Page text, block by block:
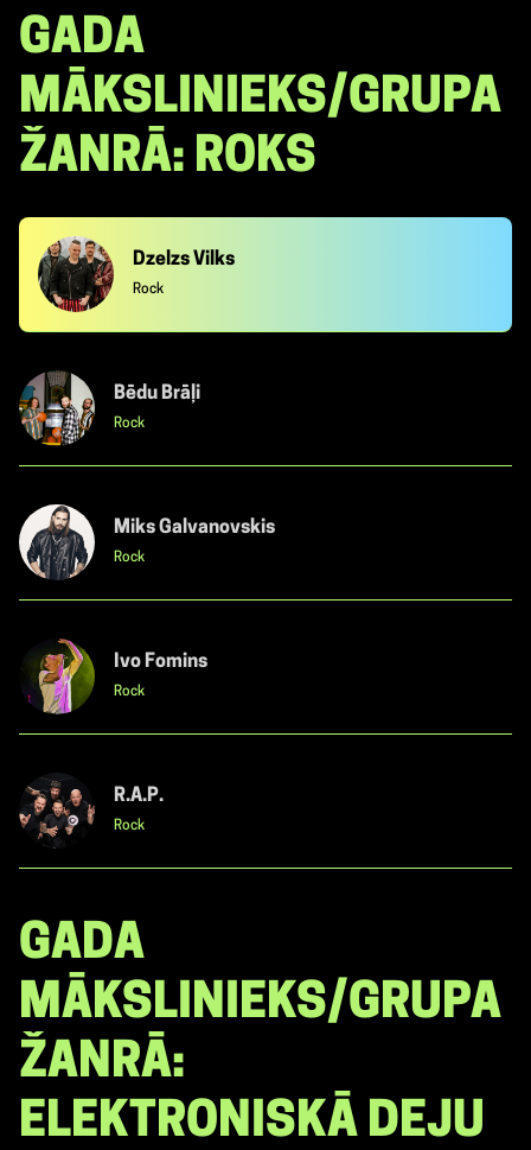
GADA
MĀKSLINIEKS/GRUPA
ŽANRĀ: ROKS
Dzelzs Vilks
Rock
Bēdu Brāļi
Rock
Miks Galvanovskis
Rock
Ivo Fomins
Rock
R.A.P.
Rock
GADA
MĀKSLINIEKS/GRUPA
ŽANRĀ:
ELEKTRONISKĀ DEJU